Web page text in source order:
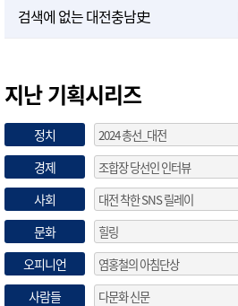
검색에 없는 대전충남史
지난 기획시리즈
정치
경제
사회
문화
오피니언
사람들